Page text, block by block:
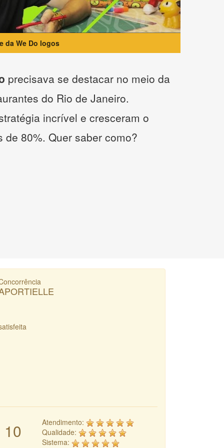
da We Do logos
precisava se destacar no meio da
do Rio de Janeiro.
incrível e cresceram o
de 80%. Quer saber como?
10
Atendimento:
Qualidade:
Sistema: